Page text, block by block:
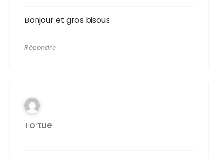
Bonjour et gros bisous
Répondre
Tortue